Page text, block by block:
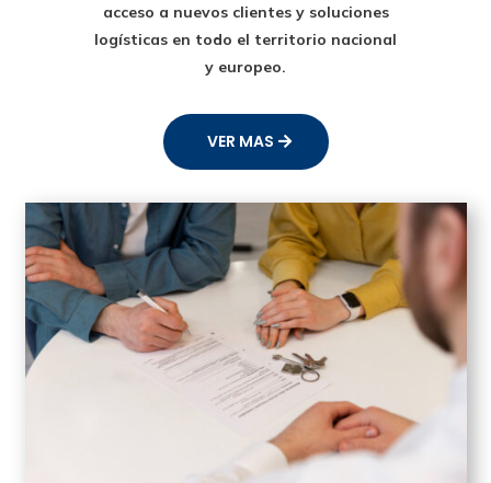
acceso a nuevos clientes y soluciones
logísticas en todo el territorio nacional
y europeo.
VER MAS